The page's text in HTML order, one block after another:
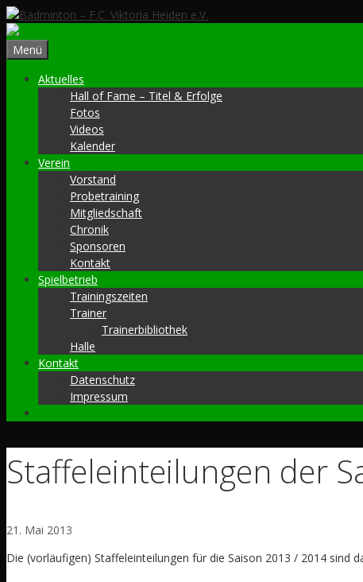
Zum
Inhalt
springen
Menü
Aktuelles
Hall of Fame – Titel & Erfolge
Fotos
Videos
Kalender
Verein
Vorstand
Probetraining
Mitgliedschaft
Chronik
Sponsoren
Kontakt
Spielbetrieb
Trainingszeiten
Trainer
Trainerbibliothek
Halle
Kontakt
Datenschutz
Impressum
Staffeleinteilungen der
21. Mai 2013
Die (vorläufigen) Staffeleinteilungen für die Saison 2013 / 2014 sind